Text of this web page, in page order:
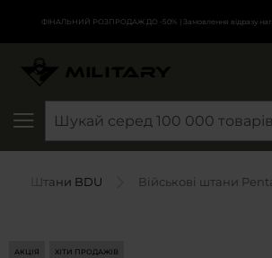
ФІНАЛЬНИЙ РОЗПРОДАЖ ДО -50% | Замовлення відразу
SEARCH
Штани BDU Військові штани
АКЦІЯ ХІТИ ПРОДАЖІВ